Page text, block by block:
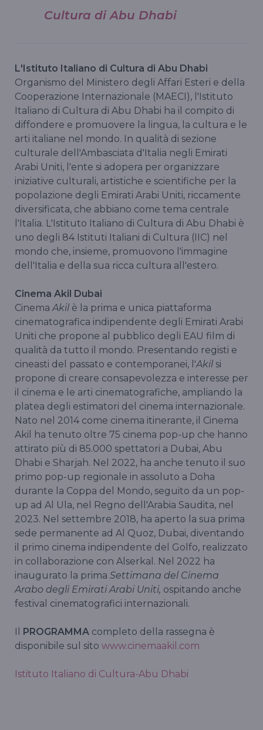
Cultura di Abu Dhabi
L'Istituto Italiano di Cultura di Abu Dhabi
Organismo del Ministero degli Affari Esteri e della
Cooperazione Internazionale (MAECI), l'Istituto
Italiano di Cultura di Abu Dhabi ha il compito di
diffondere e promuovere la lingua, la cultura e le
arti italiane nel mondo. In qualità di sezione
culturale dell'Ambasciata d'Italia negli Emirati
Arabi Uniti, l'ente si adopera per organizzare
iniziative culturali, artistiche e scientifiche per la
popolazione degli Emirati Arabi Uniti, riccamente
diversificata, che abbiano come tema centrale
l'Italia. L'Istituto Italiano di Cultura di Abu Dhabi è
uno degli 84 Istituti Italiani di Cultura (IIC) nel
mondo che, insieme, promuovono l'immagine
dell'Italia e della sua ricca cultura all'estero.
Cinema Akil Dubai
Cinema Akil è la prima e unica piattaforma
cinematografica indipendente degli Emirati Arabi
Uniti che propone al pubblico degli EAU film di
qualità da tutto il mondo. Presentando registi e
cineasti del passato e contemporanei, l'Akil si
propone di creare consapevolezza e interesse per
il cinema e le arti cinematografiche, ampliando la
platea degli estimatori del cinema internazionale.
Nato nel 2014 come cinema itinerante, il Cinema
Akil ha tenuto oltre 75 cinema pop-up che hanno
attirato più di 85.000 spettatori a Dubai, Abu
Dhabi e Sharjah. Nel 2022, ha anche tenuto il suo
primo pop-up regionale in assoluto a Doha
durante la Coppa del Mondo, seguito da un pop-
up ad Al Ula, nel Regno dell'Arabia Saudita, nel
2023. Nel settembre 2018, ha aperto la sua prima
sede permanente ad Al Quoz, Dubai, diventando
il primo cinema indipendente del Golfo, realizzato
in collaborazione con Alserkal. Nel 2022 ha
inaugurato la prima Settimana del Cinema
Arabo degli Emirati Arabi Uniti, ospitando anche
festival cinematografici internazionali.
PROGRAMMA completo della rassegna è
disponibile sul sito www.cinemaakil.com
Istituto Italiano di Cultura-Abu Dhabi